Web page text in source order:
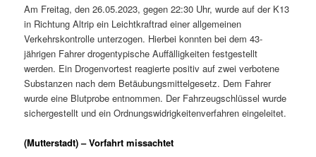
Am Freitag, den 26.05.2023, gegen 22:30 Uhr, wurde auf der K13
in Richtung Altrip ein Leichtkraftrad einer allgemeinen
Verkehrskontrolle unterzogen. Hierbei konnten bei dem 43-
jährigen Fahrer drogentypische Auffälligkeiten festgestellt
werden. Ein Drogenvortest reagierte positiv auf zwei verbotene
Substanzen nach dem Betäubungsmittelgesetz. Dem Fahrer
wurde eine Blutprobe entnommen. Der Fahrzeugschlüssel wurde
sichergestellt und ein Ordnungswidrigkeitenverfahren eingeleitet.
(Mutterstadt) – Vorfahrt missachtet